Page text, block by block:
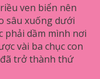
ven biển nên
sâu xuống dưới
phải dầm mình nơi
vài ba chục con
trở thành thứ